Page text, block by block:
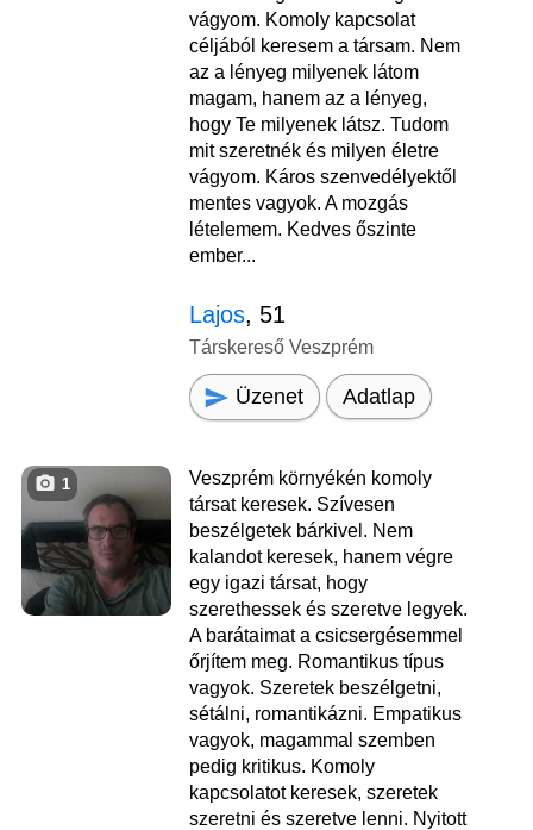
vágyom. Komoly kapcsolat
céljából keresem a társam. Nem
az a lényeg milyenek látom
magam, hanem az a lényeg,
hogy Te milyenek látsz. Tudom
mit szeretnék és milyen életre
vágyom. Káros szenvedélyektől
mentes vagyok. A mozgás
lételemem. Kedves őszinte
ember...
Lajos, 51
Társkereső Veszprém
Üzenet Adatlap
1
Veszprém környékén komoly
társat keresek. Szívesen
beszélgetek bárkivel. Nem
kalandot keresek, hanem végre
egy igazi társat, hogy
szerethessek és szeretve legyek.
A barátaimat a csicsergésemmel
őrjítem meg. Romantikus típus
vagyok. Szeretek beszélgetni,
sétálni, romantikázni. Empatikus
vagyok, magammal szemben
pedig kritikus. Komoly
kapcsolatot keresek, szeretek
szeretni és szeretve lenni. Nyitott